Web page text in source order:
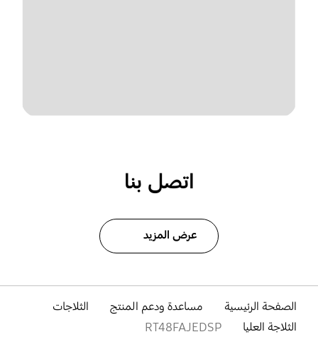
اتصل بنا
عرض المزيد
الصفحة الرئيسية مساعدة ودعم المنتج
الثلاجات
الثلاجة العليا
RT48FAJEDSP